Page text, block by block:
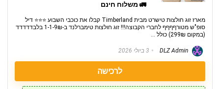
🚛 משלוח חינם
מארז זוג חולצות טישרט מבית Timberland קבלו את כוכבי השבוע ⭐️⭐️⭐️ דיל
סופ"ש מטורףףףף לחברי הקבוצה!!! זוג חולצות טימברלנד ב-1-1-9₪ בלבדדדדד
(במקום 299₪) כולל ...
3 ביולי 2026
לרכישה